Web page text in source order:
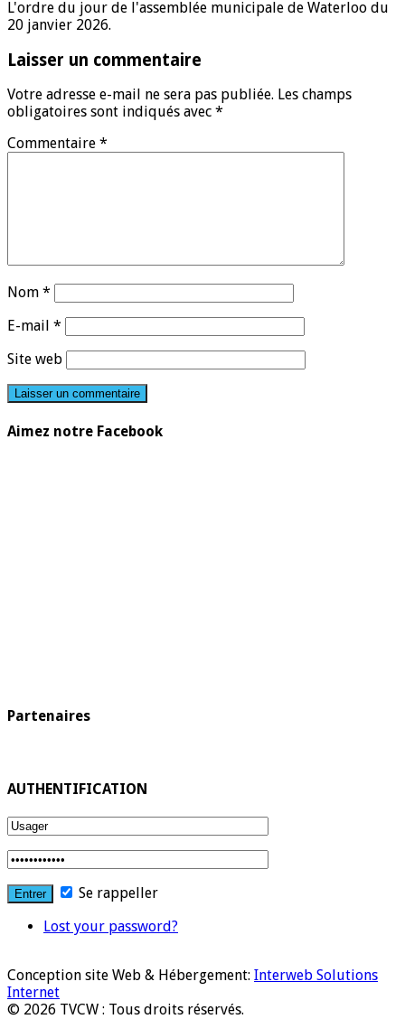
L'ordre du jour de l'assemblée municipale de Waterloo du
20 janvier 2026.
Laisser un commentaire
Votre adresse e-mail ne sera pas publiée. Les champs
obligatoires sont indiqués avec *
Commentaire *
Nom *
E-mail *
Site web
Aimez notre Facebook
Partenaires
AUTHENTIFICATION
Se rappeller
Lost your password?
Conception site Web & Hébergement: Interweb Solutions
Internet
© 2026 TVCW : Tous droits réservés.